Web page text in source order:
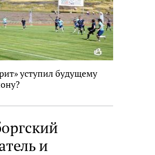
уступил будущему
и